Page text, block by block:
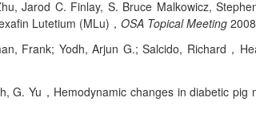
Jarod C. Finlay, S. Bruce Malkowicz,
Lutetium (MLu) ， OSA Topical Meeting 2008
Frank; Yodh, Arjun G.; Salcido, Richard ，
G. Yu ， Hemodynamic changes in diabetic pig